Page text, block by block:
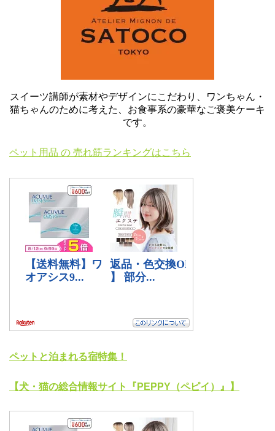
スイーツ講師が素材やデザインにこだわり、ワンちゃん・
猫ちゃんのために考えた、お食事系の豪華なご褒美ケーキ
です。
ペット用品 の 売れ筋ランキングはこちら
ペットと泊まれる宿特集！
【犬・猫の総合情報サイト『PEPPY（ペピイ）』】